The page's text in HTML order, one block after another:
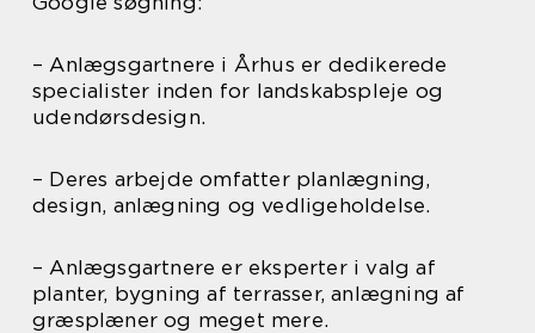
– Anlægsgartnere i Århus er dedikerede
specialister inden for landskabspleje og
udendørsdesign.
– Deres arbejde omfatter planlægning,
design, anlægning og vedligeholdelse.
– Anlægsgartnere er eksperter i valg af
planter, bygning af terrasser, anlægning af
græsplæner og meget mere.